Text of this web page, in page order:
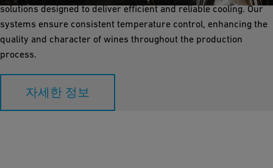
solutions designed to deliver efficient and reliable cooling. Our
systems ensure consistent temperature control, enhancing the
quality and character of wines throughout the production
process.
자세한 정보